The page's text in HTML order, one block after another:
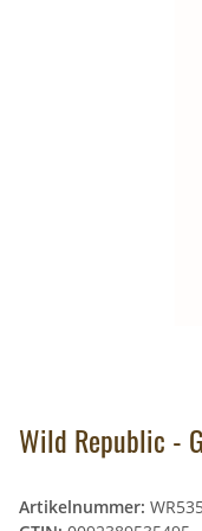
Wild Republic -
Artikelnummer: